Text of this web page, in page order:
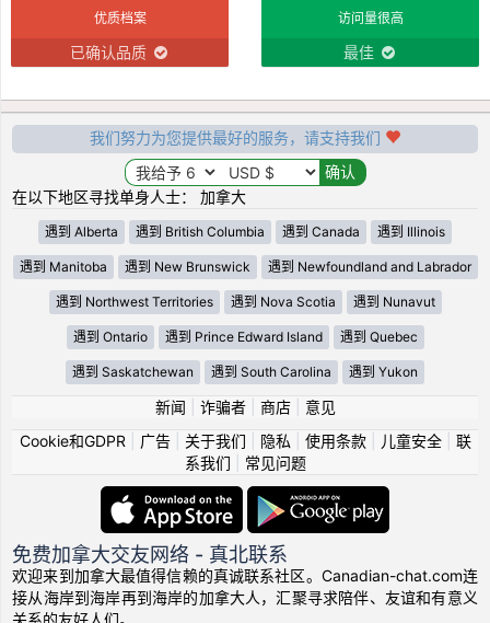
优质档案
已确认品质
访问量很高
最佳
我们努力为您提供最好的服务，请支持我们
在以下地区寻找单身人士： 加拿大
遇到 Alberta 遇到 British Columbia 遇到 Canada 遇到 Illinois
遇到 Manitoba 遇到 New Brunswick 遇到 Newfoundland and Labrador
遇到 Northwest Territories 遇到 Nova Scotia 遇到 Nunavut
遇到 Ontario 遇到 Prince Edward Island 遇到 Quebec
遇到 Saskatchewan 遇到 South Carolina 遇到 Yukon
新闻 诈骗者| 商店| 意见
Cookie和GDPR
广告| 关于我们 隐私 使用条款| 儿童安全| 联
系我们
常见问题
免费加拿大交友网络 - 真北联系
欢迎来到加拿大最值得信赖的真诚联系社区。Canadian-chat.com连
接从海岸到海岸再到海岸的加拿大人，汇聚寻求陪伴、友谊和有意义
关系的友好人们。